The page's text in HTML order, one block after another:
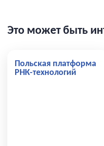
Это может быть
Польская платформа
РНК-технологий